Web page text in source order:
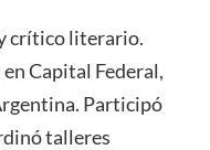
crítico literario.
Capital Federal,
Participó
talleres